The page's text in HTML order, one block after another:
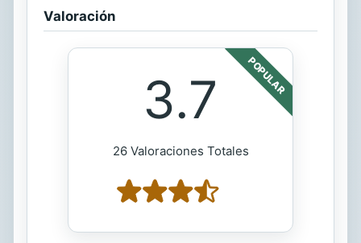
Valoración
POPULAR
3.7
26 Valoraciones Totales